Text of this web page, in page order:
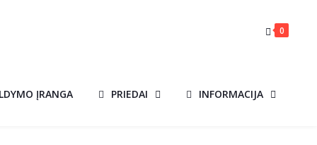
0
ĮRANGA PRIEDAI INFORMACIJA